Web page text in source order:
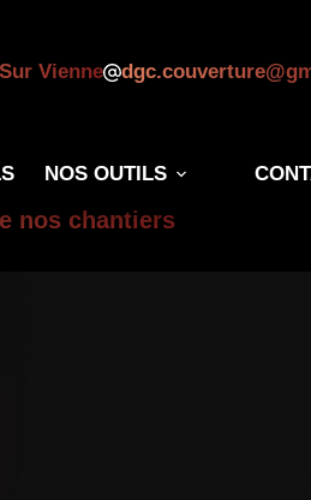
Vienne
NOS OUTILS
nos chantiers